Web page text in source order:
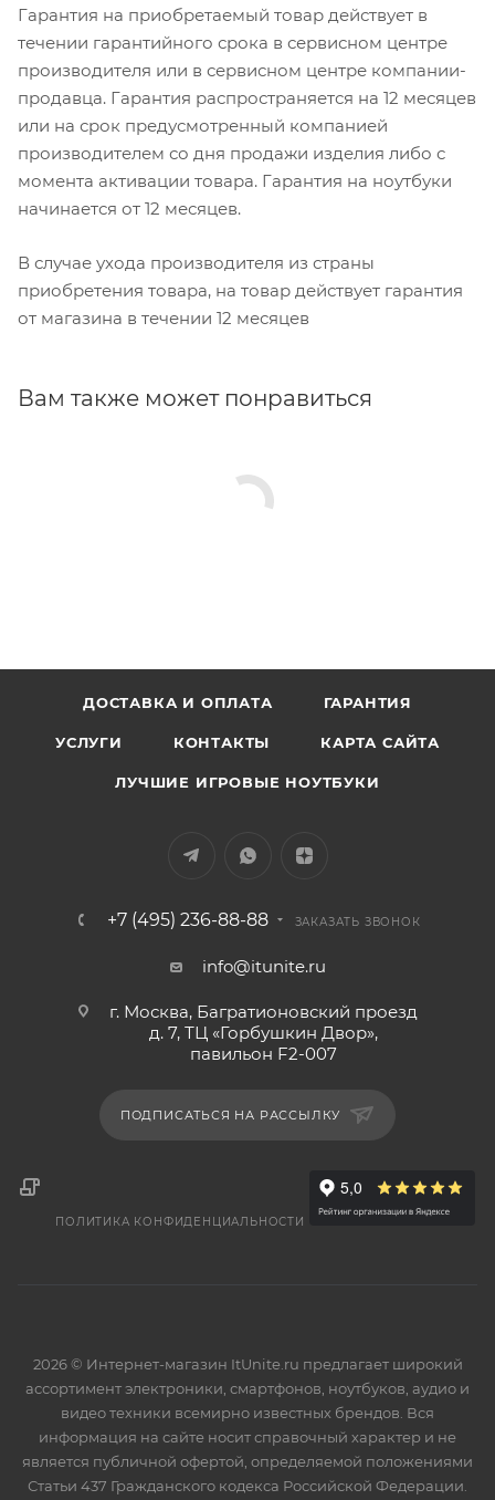
Гарантия на приобретаемый товар действует в
течении гарантийного срока в сервисном центре
производителя или в сервисном центре компании-
продавца. Гарантия распространяется на 12 месяцев
или на срок предусмотренный компанией
производителем со дня продажи изделия либо с
момента активации товара. Гарантия на ноутбуки
начинается от 12 месяцев.
В случае ухода производителя из страны
приобретения товара, на товар действует гарантия
от магазина в течении 12 месяцев
Вам также может понравиться
ДОСТАВКА И ОПЛАТА ГАРАНТИЯ
УСЛУГИ КОНТАКТЫ КАРТА САЙТА
ЛУЧШИЕ ИГРОВЫЕ НОУТБУКИ
+7 (495) 236-88-88 ЗАКАЗАТЬ ЗВОНОК
info@itunite.ru
г. Москва, Багратионовский проезд
д. 7, ТЦ «Горбушкин Двор»,
павильон F2-007
ПОДПИСАТЬСЯ НА РАССЫЛКУ
ПОЛИТИКА КОНФИДЕНЦИАЛЬНОСТИ
2026 © Интернет-магазин ItUnite.ru предлагает широкий
ассортимент электроники, смартфонов, ноутбуков, аудио и
видео техники всемирно известных брендов. Вся
информация на сайте носит справочный характер и не
является публичной офертой, определяемой положениями
Статьи 437 Гражданского кодекса Российской Федерации.